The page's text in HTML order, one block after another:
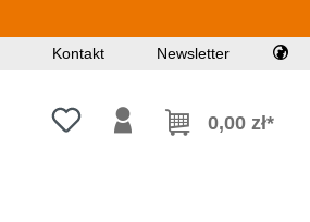
Kontakt Newsletter
Masz 0 przedmioty na liście
0,00 zł*